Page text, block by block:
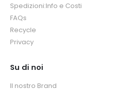
Spedizioni:Info e Costi
FAQs
Recycle
Privacy
Su di noi
Il nostro Brand